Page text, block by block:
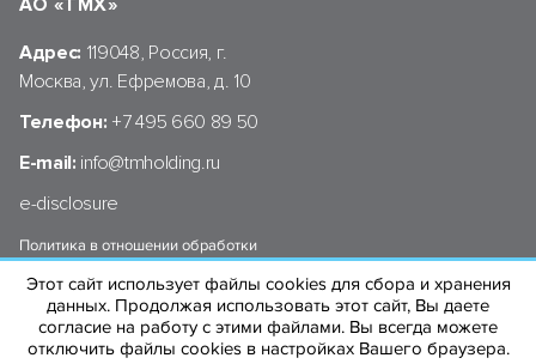
Адрес: 119048, Россия, г.
Москва, ул. Ефремова, д. 10
Телефон: +7 495 660 89 50
E-mail: info@tmholding.ru
e-disclosure
Политика в отношении обработки
персональных данных АО «ТМХ»
Этот сайт использует файлы cookies для сбора и хранения
данных. Продолжая использовать этот сайт, Вы даете
согласие на работу с этими файлами. Вы всегда можете
отключить файлы cookies в настройках Вашего браузера.